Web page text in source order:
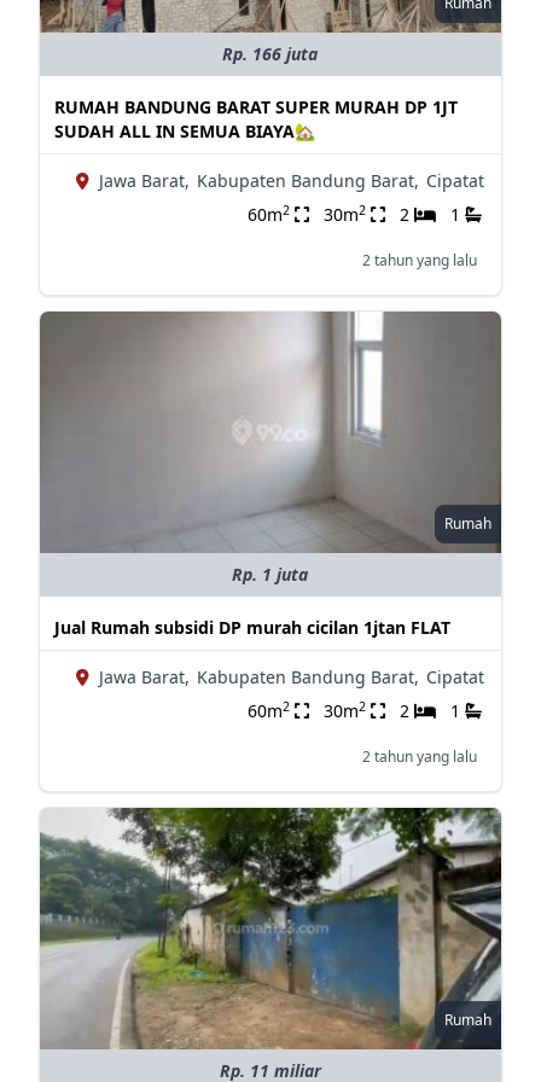
Rp. 166 juta
RUMAH BANDUNG BARAT SUPER MURAH DP 1JT
SUDAH ALL IN SEMUA BIAYA🏡
Jawa Barat, Kabupaten Bandung Barat, Cipatat
60m2 30m2 2 1
2 tahun yang lalu
Rumah
Rp. 1 juta
Jual Rumah subsidi DP murah cicilan 1jtan FLAT
Jawa Barat, Kabupaten Bandung Barat, Cipatat
60m2 30m2 2 1
2 tahun yang lalu
Rumah
Rp. 11 miliar